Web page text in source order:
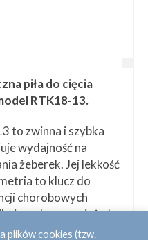
piła do cięcia
RTK18-13.
to zwinna i szybka
wydajność na
żeberek. Jej lekkość
to klucz do
chorobowych
z przeciążeń.
plików cookies (tzw.